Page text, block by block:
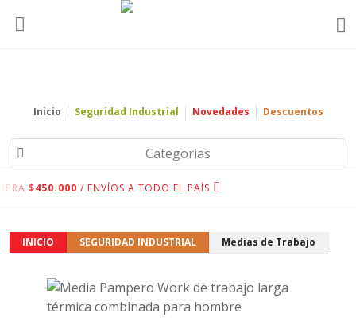
Inicio Seguridad Industrial Novedades Descuentos
Categorias
$450.000 / ENVÍOS A TODO EL PAÍS
INICIO SEGURIDAD INDUSTRIAL Medias de Trabajo